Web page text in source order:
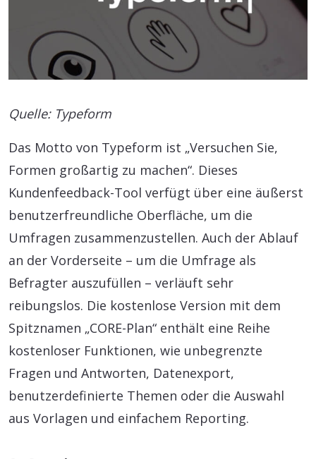
Quelle: Typeform
Das Motto von Typeform ist „Versuchen Sie,
Formen großartig zu machen“. Dieses
Kundenfeedback-Tool verfügt über eine äußerst
benutzerfreundliche Oberfläche, um die
Umfragen zusammenzustellen. Auch der Ablauf
an der Vorderseite – um die Umfrage als
Befragter auszufüllen – verläuft sehr
reibungslos. Die kostenlose Version mit dem
Spitznamen „CORE-Plan“ enthält eine Reihe
kostenloser Funktionen, wie unbegrenzte
Fragen und Antworten, Datenexport,
benutzerdefinierte Themen oder die Auswahl
aus Vorlagen und einfachem Reporting.